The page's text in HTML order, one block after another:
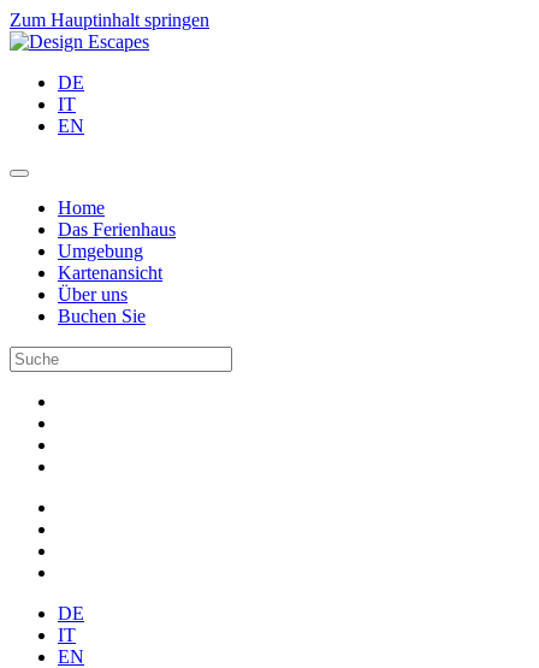
Zum Hauptinhalt springen
DE
IT
EN
Home
Das Ferienhaus
Umgebung
Kartenansicht
Über uns
Buchen Sie
DE
IT
EN